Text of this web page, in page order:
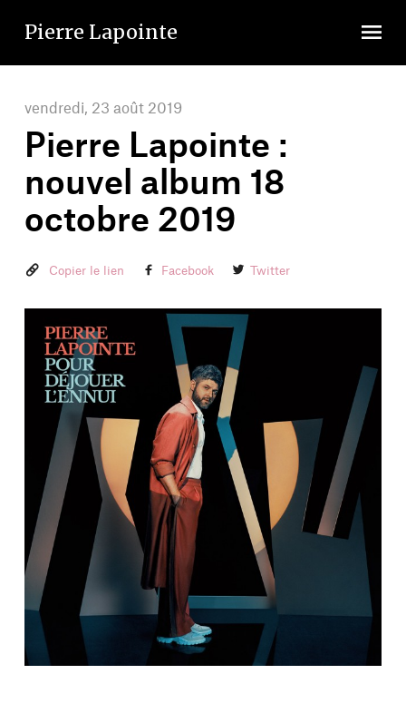
content
navigation
Pierre Lapointe
vendredi, 23 août 2019
Pierre Lapointe :
nouvel album 18
octobre 2019
Copier le lien Facebook Twitter